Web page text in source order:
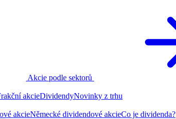
Akcie podle sektorů
akcieDividendyNovinky z trhu
akcieNěmecké dividendové akcieCo je dividenda?